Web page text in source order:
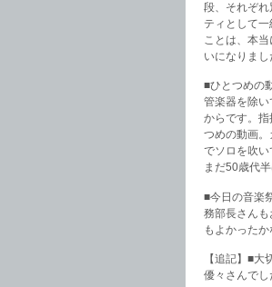
段、それぞ
ティとして
ことは、本
いになりま
■ひとつめの
管楽器を除
からです。
つめの動画
でソロを吹い
まだ50歳代半
■今日の音楽
務部長さん
もよかったか
【追記】■
優々さんでし